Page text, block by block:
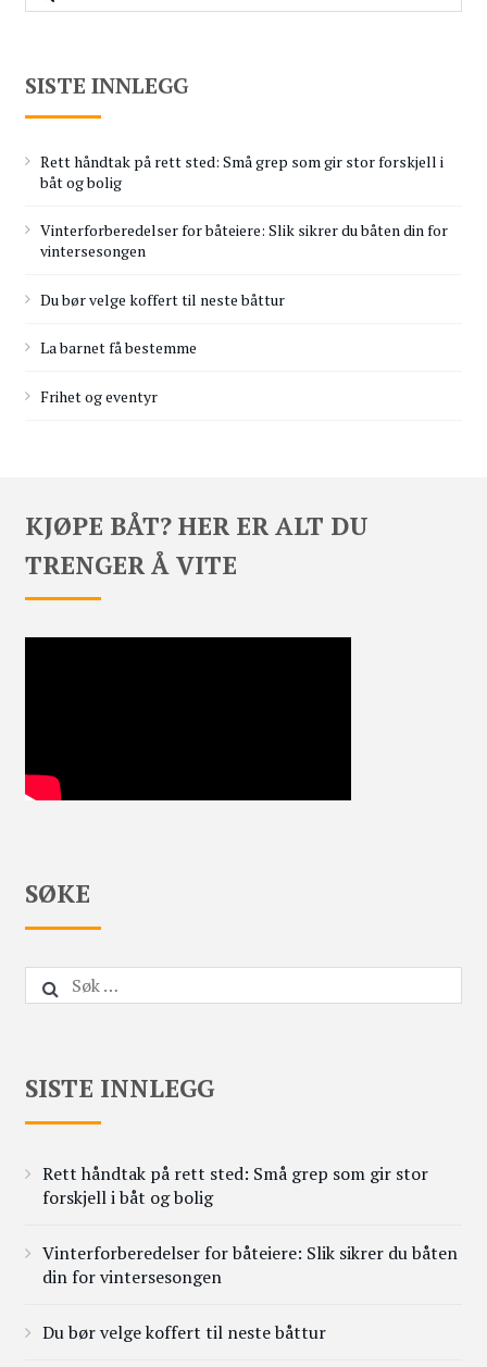
etter:
SISTE INNLEGG
Rett håndtak på rett sted: Små grep som gir stor forskjell i
båt og bolig
Vinterforberedelser for båteiere: Slik sikrer du båten din for
vintersesongen
Du bør velge koffert til neste båttur
La barnet få bestemme
Frihet og eventyr
KJØPE BÅT? HER ER ALT DU
TRENGER Å VITE
SØKE
Leit
etter:
SISTE INNLEGG
Rett håndtak på rett sted: Små grep som gir stor
forskjell i båt og bolig
Vinterforberedelser for båteiere: Slik sikrer du båten
din for vintersesongen
Du bør velge koffert til neste båttur